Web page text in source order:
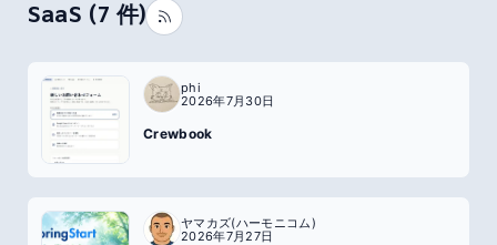
SaaS (7 件)
phi
2026年7月30日
Crewbook
ヤマカズ(ハーモニコム)
2026年7月27日